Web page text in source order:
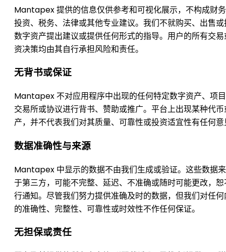
Mantapex 提供的信息仅供参考和可视化展示，不构成财
投资、税务、法律或其他专业建议。我们不就购买、出售
数字资产提出建议或提供任何形式的指导。用户的所有交
资决策均由其自行承担风险和责任。
无背书或保证
Mantapex 不对应用程序中出现的任何特定数字资产、项
交易所或协议进行背书、赞助或推广。平台上出现某种代
产，并不代表我们对其质量、可靠性或投资适宜性有任何
数据准确性与来源
Mantapex 中显示的数据不由我们生成或验证。这些数据
于第三方，可能不完整、延迟、不准确或随时可能更改，
行通知。尽管我们努力提供准确及时的数据，但我们对任
的准确性、完整性、可靠性或时效性不作任何保证。
无担保或责任